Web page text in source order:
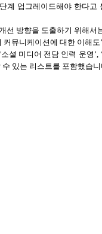
계 업그레이드해야 한다고
선 방향을 도출하기 위해
커뮤니케이션에 대한 이해도
소셜 미디어 전담 인력 운영 ’, ‘
있는 리스트를 포함했습